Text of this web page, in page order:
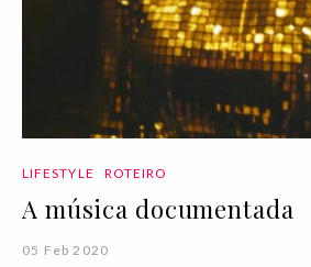
LIFESTYLE ROTEIRO
A música documentada
05 Feb 2020